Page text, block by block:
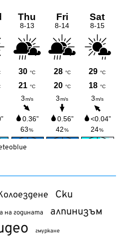
Ски
на годината алпинизъм
гмуркане